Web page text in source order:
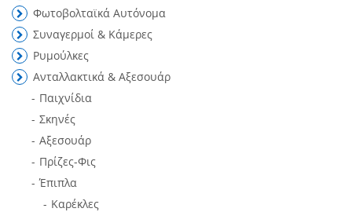
Φωτοβολταϊκά Αυτόνομα
Συναγερμοί & Κάμερες
Ρυμούλκες
Ανταλλακτικά & Αξεσουάρ
Παιχνίδια
Σκηνές
Αξεσουάρ
Πρίζες-Φις
Έπιπλα
Καρέκλες